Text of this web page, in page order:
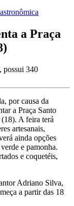
a Praça
possui 340
por causa da
a Praça Santo
A feira terá
artesanais,
ainda opções
e pamonha.
e coquetéis,
Adriano Silva,
a partir das 18